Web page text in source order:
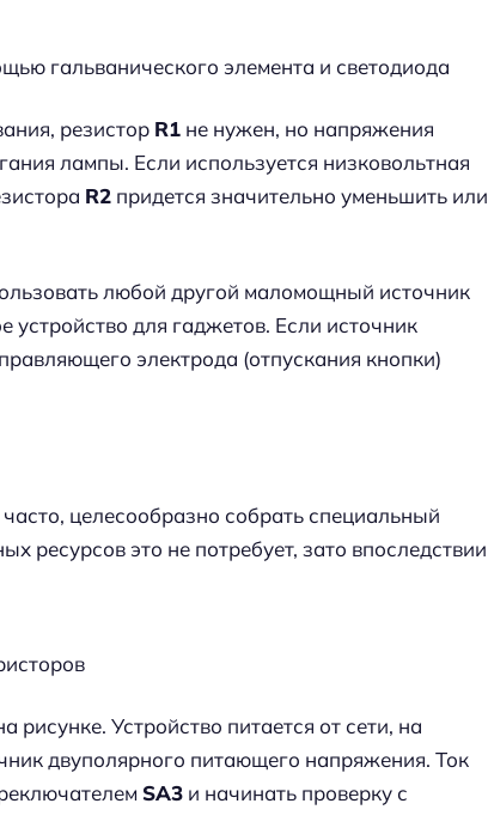
гальванического элемента и светодиода
резистор R1 не нужен, но напряжения
лампы. Если используется низковольтная
R2 придется значительно уменьшить или
любой другой маломощный источник
устройство для гаджетов. Если источник
электрода (отпускания кнопки)
целесообразно собрать специальный
ресурсов это не потребует, зато впоследствии
Устройство питается от сети, на
двуполярного питающего напряжения. Ток
SA3 и начинать проверку с